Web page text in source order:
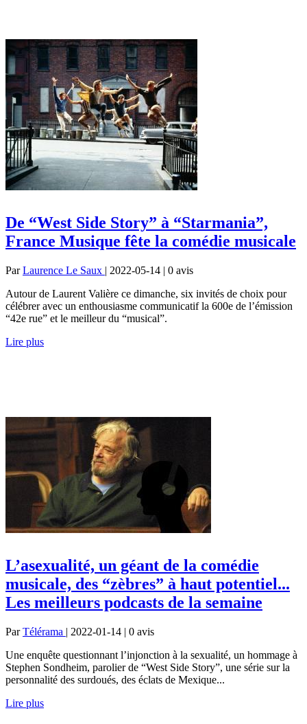
De “West Side Story” à “Starmania”,
France Musique fête la comédie musicale
ParLaurence Le Saux | 2022-05-14 | 0 avis
Autour de Laurent Valière ce dimanche, six invités de choix pour
célébrer avec un enthousiasme communicatif la 600e de l’émission
“42e rue” et le meilleur du “musical”.
Lire plus
L’asexualité, un géant de la comédie
musicale, des “zèbres” à haut potentiel...
Les meilleurs podcasts de la semaine
ParTélérama | 2022-01-14 | 0 avis
Une enquête questionnant l’injonction à la sexualité, un hommage à
Stephen Sondheim, parolier de “West Side Story”, une série sur la
personnalité des surdoués, des éclats de Mexique...
Lire plus